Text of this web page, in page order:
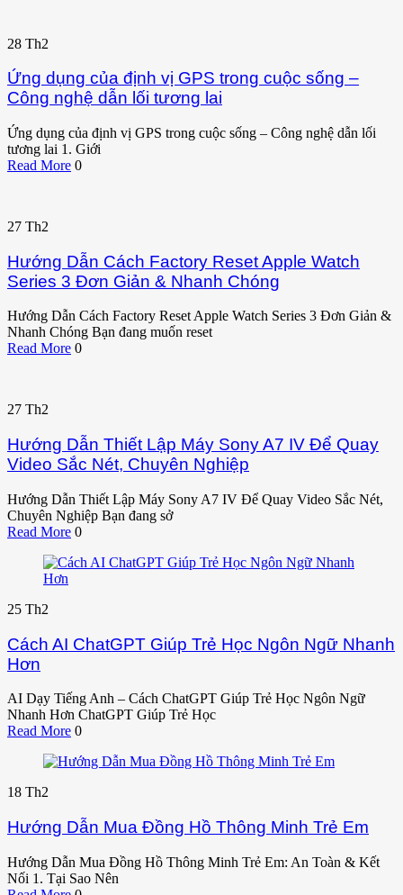
28 Th2
Ứng dụng của định vị GPS trong cuộc sống –
Công nghệ dẫn lối tương lai
Ứng dụng của định vị GPS trong cuộc sống – Công nghệ dẫn lối
tương lai 1. Giới
Read More 0
27 Th2
Hướng Dẫn Cách Factory Reset Apple Watch
Series 3 Đơn Giản & Nhanh Chóng
Hướng Dẫn Cách Factory Reset Apple Watch Series 3 Đơn Giản &
Nhanh Chóng Bạn đang muốn reset
Read More 0
27 Th2
Hướng Dẫn Thiết Lập Máy Sony A7 IV Để Quay
Video Sắc Nét, Chuyên Nghiệp
Hướng Dẫn Thiết Lập Máy Sony A7 IV Để Quay Video Sắc Nét,
Chuyên Nghiệp Bạn đang sở
Read More 0
25 Th2
Cách AI ChatGPT Giúp Trẻ Học Ngôn Ngữ Nhanh
Hơn
AI Dạy Tiếng Anh – Cách ChatGPT Giúp Trẻ Học Ngôn Ngữ
Nhanh Hơn ChatGPT Giúp Trẻ Học
Read More 0
18 Th2
Hướng Dẫn Mua Đồng Hồ Thông Minh Trẻ Em
Hướng Dẫn Mua Đồng Hồ Thông Minh Trẻ Em: An Toàn & Kết
Nối 1. Tại Sao Nên